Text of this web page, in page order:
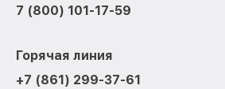
7 (800) 101-17-59
Горячая линия
+7 (861) 299-37-61